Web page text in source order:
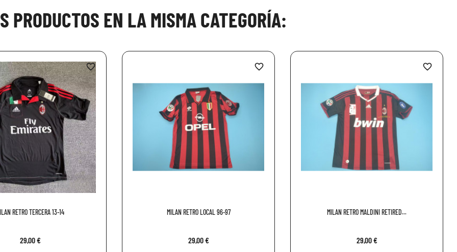
PRODUCTOS EN LA MISMA CATEGORÍA:
RETRO TERCERA 13-14
29,00 €
favorite_border
MILAN RETRO LOCAL 96-97
29,00 €
favorite_border
MILAN RETRO MALDINI RETIRED...
29,00 €
favorite_border